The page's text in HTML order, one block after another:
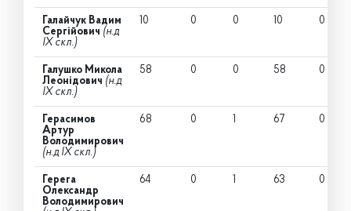
Галайчук Вадим
Сергійович (н.д
IX скл.)
10 0 0 10 0
Галушко Микола
Леонідович (н.д
IX скл.)
58 0 0 58 0
Герасимов
Артур
Володимирович
(н.д IX скл.)
68 0 1 67 0
Герега
Олександр
Володимирович
64 0 1 63 0